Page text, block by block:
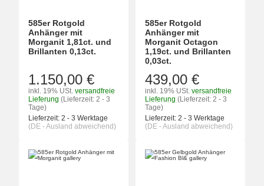
585er Rotgold
Anhänger mit
Morganit 1,81ct. und
Brillanten 0,13ct.
1.150,00 €
inkl. 19% USt. versandfreie
Lieferung (Lieferzeit: 2 - 3
Tage)
Lieferzeit: 2 - 3 Werktage
(DE - Ausland abweichend)
585er Rotgold
Anhänger mit
Morganit Octagon
1,19ct. und Brillanten
0,03ct.
439,00 €
inkl. 19% USt. versandfreie
Lieferung (Lieferzeit: 2 - 3
Tage)
Lieferzeit: 2 - 3 Werktage
(DE - Ausland abweichend)